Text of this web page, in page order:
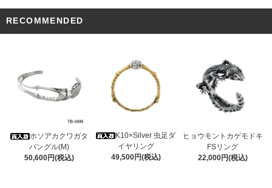
RECOMMENDED
ホソアカクワガタ
バングル(M)
50,600円(税込)
K10×Silver 虫足ダ
イヤリング
49,500円(税込)
ヒョウモントカゲモドキ
FSリング
22,000円(税込)